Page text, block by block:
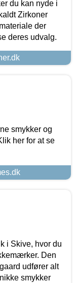
du kan nyde i
Zirkoner
der
deres udvalg.
smykker og
her for at se
i Skive, hvor du
Den
udfører alt
smykker